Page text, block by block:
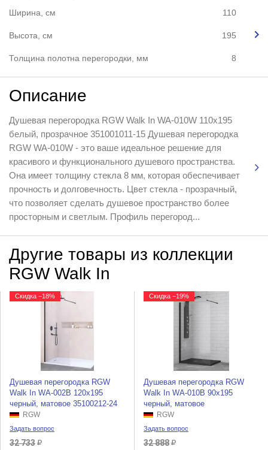
Ширина, см 110
Высота, см 195
Толщина полотна перегородки, мм 8
Описание
Душевая перегородка RGW Walk In WA-010W 110x195
белый, прозрачное 351001011-15 Душевая перегородка
RGW WA-010W - это ваше идеальное решение для
красивого и функционального душевого пространства.
Она имеет толщину стекла 8 мм, которая обеспечивает
прочность и долговечность. Цвет стекла - прозрачный,
что позволяет сделать душевое пространство более
просторным и светлым. Профиль перегород...
Другие товары из коллекции
RGW Walk In
Скидка −18%
Душевая перегородка RGW
Walk In WA-002B 120x195
черный, матовое 35100212-24
RGW
Задать вопрос
32 733
Скидка −19%
Душевая перегородка RGW
Walk In WA-010B 90x195
черный, матовое
RGW
Задать вопрос
32 888